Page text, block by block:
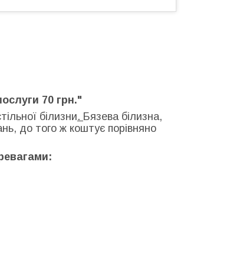
70 грн."
білизни. Бязева білизна,
до того ж коштує порівняно